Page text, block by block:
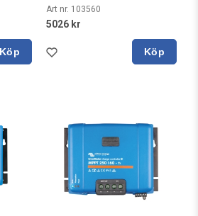
Köp
Art nr. 103560
5026 kr
Köp